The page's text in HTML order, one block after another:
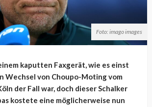
Foto: imago images
kaputten Faxgerät, wie es einst
Wechsel von Choupo-Moting vom
der Fall war, doch dieser Schalker
kostete eine möglicherweise nun